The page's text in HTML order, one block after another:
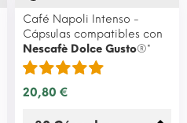
Café Napoli Intenso -
Cápsulas compatibles con
Nescafè Dolce Gusto®*
20,80 €